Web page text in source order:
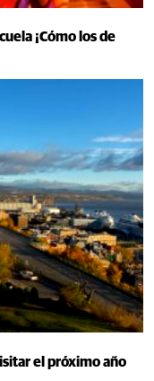
¡Cómo los de
el próximo año